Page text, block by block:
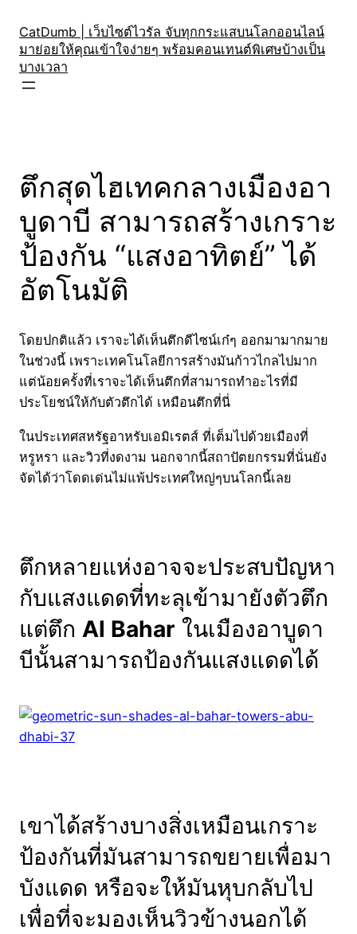
content
CatDumb | เว็บไซต์ไวรัล จับทุกกระแสบนโลกออนไลน์
มาย่อยให้คุณเข้าใจง่ายๆ พร้อมคอนเทนต์พิเศษบ้างเป็น
บางเวลา
ตึกสุดไฮเทคกลางเมืองอา
บูดาบี สามารถสร้างเกราะ
ป้องกัน “แสงอาทิตย์” ได้
อัตโนมัติ
โดยปกติแล้ว เราจะได้เห็นตึกดีไซน์เก๋ๆ ออกมามากมาย
ในช่วงนี้ เพราะเทคโนโลยีการสร้างมันก้าวไกลไปมาก
แต่น้อยครั้งที่เราจะได้เห็นตึกที่สามารถทำอะไรที่มี
ประโยชน์ให้กับตัวตึกได้ เหมือนตึกที่นี่
ในประเทศสหรัฐอาหรับเอมิเรตส์ ที่เต็มไปด้วยเมืองที่
หรูหรา และวิวที่งดงาม นอกจากนี้สถาปัตยกรรมที่นั่นยัง
จัดได้ว่าโดดเด่นไม่แพ้ประเทศใหญ่ๆบนโลกนี้เลย
ตึกหลายแห่งอาจจะประสบปัญหา
กับแสงแดดที่ทะลุเข้ามายังตัวตึก
แต่ตึก Al Bahar ในเมืองอาบูดา
บีนั้นสามารถป้องกันแสงแดดได้
เขาได้สร้างบางสิ่งเหมือนเกราะ
ป้องกันที่มันสามารถขยายเพื่อมา
บังแดด หรือจะให้มันหุบกลับไป
เพื่อที่จะมองเห็นวิวข้างนอกได้